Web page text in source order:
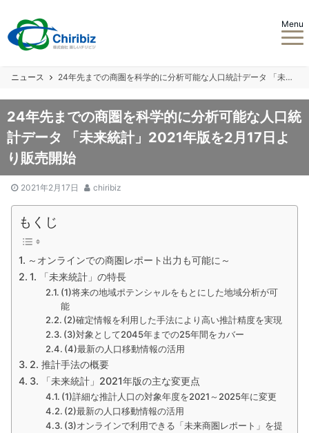
Menu
ニュース 24年先までの商圏を科学的に分析可能な人口統計データ 「未来統計」2021年版を2月17日より販売開始
24年先までの商圏を科学的に分析可能な人口統
計データ 「未来統計」2021年版を2月17日よ
り販売開始
2021年2月17日 chiribiz
もくじ
～オンラインでの商圏レポート出力も可能に～
1. 「未来統計」の特長
(1)将来の地域ポテンシャルをもとにした地域分析が可
能
(2)確定情報を利用した手法により高い推計精度を実現
(3)対象として2045年までの25年間をカバー
(4)最新の人口移動情報の活用
2. 推計手法の概要
3. 「未来統計」2021年版の主な変更点
(1)詳細な推計人口の対象年度を2021～2025年に変更
(2)最新の人口移動情報の活用
(3)オンラインで利用できる「未来商圏レポート」を提